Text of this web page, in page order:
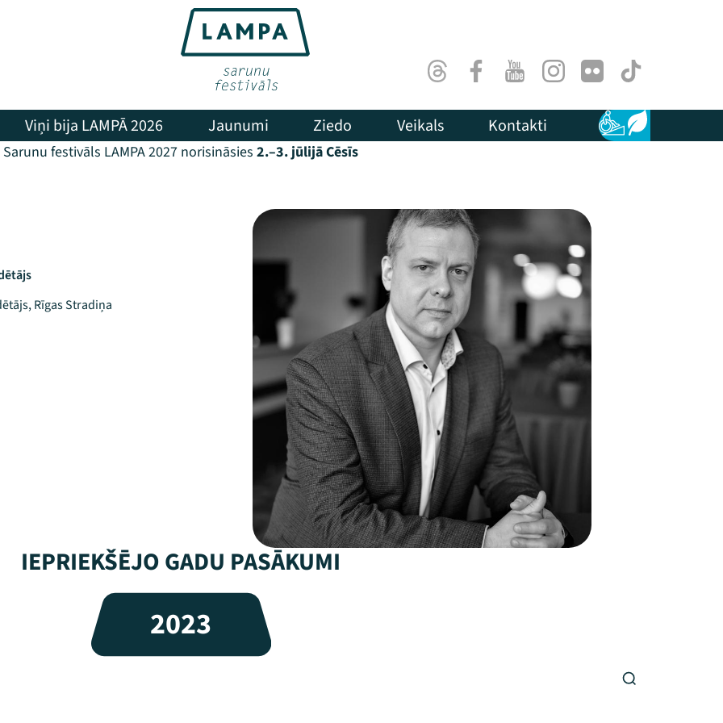
ThreadsFacebookYoutubeInstagram
Flick TikTok
Viņi bija LAMPĀ 2026 Jaunumi Ziedo Veikals Kontakti Pieejamība
Ilgtspēja
Sarunu festivāls LAMPA 2027 norisināsies 2.–3. jūlijā Cēsīs
Rīgas Stradiņa
IEPRIEKŠĒJO GADU PASĀKUMI
2023